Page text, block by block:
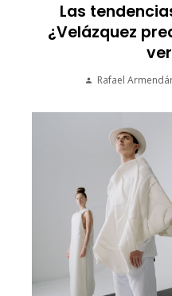
Las
¿Velázquez
Rafael